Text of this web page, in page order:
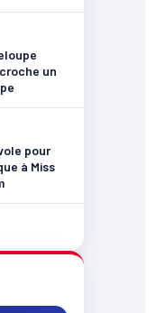
un
pour
à Miss